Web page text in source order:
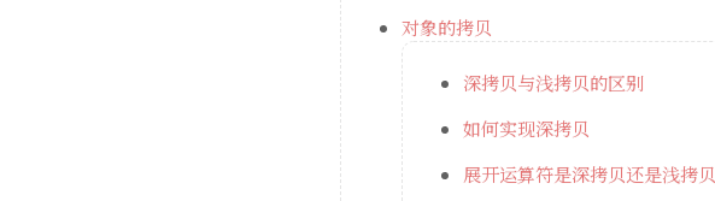
对象的拷贝
深拷贝与浅拷贝的区别
如何实现深拷贝
展开运算符是深拷贝还是浅拷贝